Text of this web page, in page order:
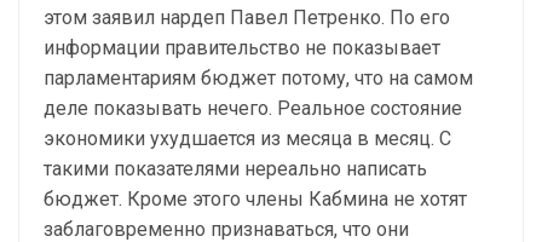
этом заявил нардеп Павел Петренко. По его
информации правительство не показывает
парламентариям бюджет потому, что на самом
деле показывать нечего. Реальное состояние
экономики ухудшается из месяца в месяц. С
такими показателями нереально написать
бюджет. Кроме этого члены Кабмина не хотят
заблаговременно признаваться, что они